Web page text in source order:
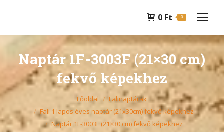
0 Ft 0
Naptár 1F-3003F (21×30 cm)
fekvő képekhez
You are here: Főoldal
Falinaptárak
Fali 1 lapos éves naptár (21x30cm) fekvő képekhez
Naptár 1F-3003F (21×30 cm) fekvő képekhez